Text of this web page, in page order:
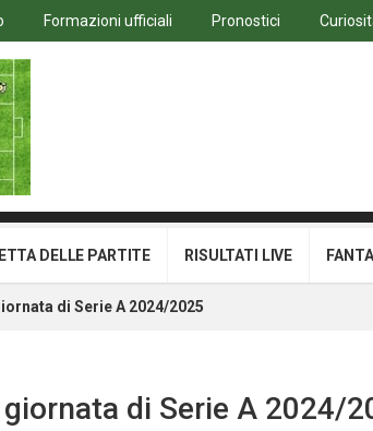
Formazioni ufficiali Pronostici
DELLE PARTITE RISULTATI LIVE
di Serie A 2024/2025
di Serie A 2024/